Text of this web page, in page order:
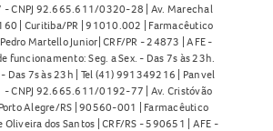
- CNPJ 92.665.611/0320-28 | Av. Marechal
| Curitiba/PR | 91010.002 | Farmacêutico
Martello Junior| CRF/PR - 24873 | AFE -
funcionamento: Seg. a Sex. - Das 7s às 23h.
Das 7s às 23h | Tel (41) 991349216 | Panvel
- CNPJ 92.665.611/0192-77 | Av. Cristóvão
Alegre/RS | 90560-001 | Farmacêutico
dos Santos | CRF/RS - 590651 | AFE -